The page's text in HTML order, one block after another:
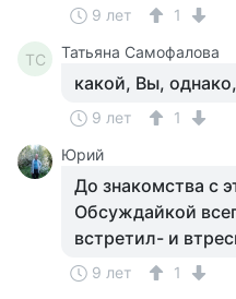
9 лет 1
ТС Татьяна Самофалова
какой, Вы,
9 лет
1
Юрий
До знакомства с
Обсуждайкой
встретил- и
9 лет 1